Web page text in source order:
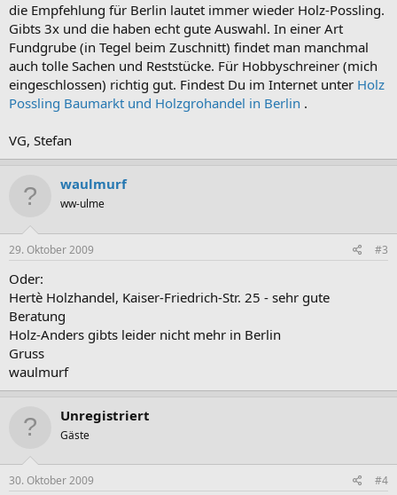
die Empfehlung für Berlin lautet immer wieder Holz-Possling.
Gibts 3x und die haben echt gute Auswahl. In einer Art
Fundgrube (in Tegel beim Zuschnitt) findet man manchmal
auch tolle Sachen und Reststücke. Für Hobbyschreiner (mich
eingeschlossen) richtig gut. Findest Du im Internet unter Holz
Possling Baumarkt und Holzgrohandel in Berlin .
VG, Stefan
waulmurf
ww-ulme
29. Oktober 2009 #3
Oder:
Hertè Holzhandel, Kaiser-Friedrich-Str. 25 - sehr gute
Beratung
Holz-Anders gibts leider nicht mehr in Berlin
Gruss
waulmurf
Unregistriert
Gäste
30. Oktober 2009 #4